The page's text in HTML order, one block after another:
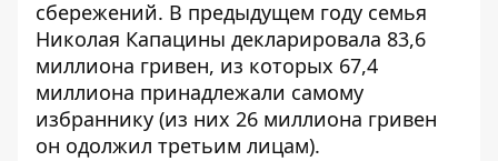
сбережений. В предыдущем году семья
Николая Капацины декларировала 83,6
миллиона гривен, из которых 67,4
миллиона принадлежали самому
избраннику (из них 26 миллиона гривен
он одолжил третьим лицам).